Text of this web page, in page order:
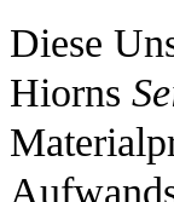
Diese
Hiorns